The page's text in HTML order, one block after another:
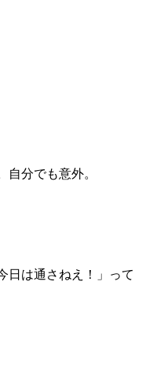
自分でも意外。
日は通さねえ！」って